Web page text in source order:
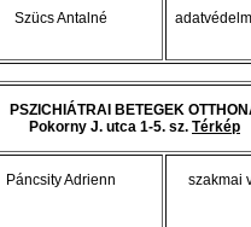
Szücs Antalné
PSZICHIÁTRAI BETEGEK
Pokorny J. utca 1-5. sz. Térkép
Páncsity Adrienn szakmai